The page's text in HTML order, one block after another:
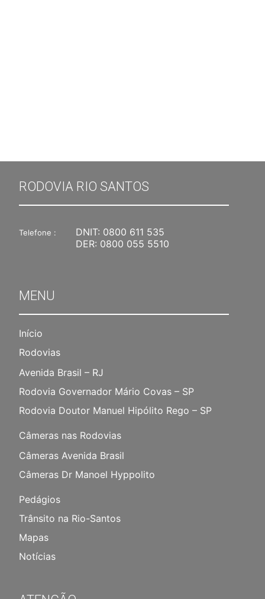
RODOVIA RIO SANTOS
Telefone : DNIT: 0800 611 535
DER: 0800 055 5510
MENU
Início
Rodovias
Avenida Brasil – RJ
Rodovia Governador Mário Covas – SP
Rodovia Doutor Manuel Hipólito Rego – SP
Câmeras nas Rodovias
Câmeras Avenida Brasil
Câmeras Dr Manoel Hyppolito
Pedágios
Trânsito na Rio-Santos
Mapas
Notícias